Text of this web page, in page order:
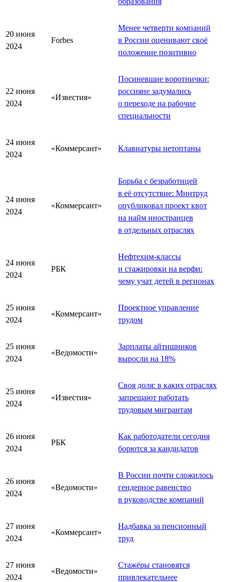
20 июня
2024
Forbes
Менее четверти компаний
в России оценивают своё
положение позитивно
22 июня
2024
«Известия»
Посиневшие воротнички:
россияне задумались
о переходе на рабочие
специальности
24 июня
2024
«Коммерсант» Клавиатуры нетоптаны
24 июня
2024
«Коммерсант»
Борьба с безработицей
в её отсутствие: Минтруд
опубликовал проект квот
на найм иностранцев
в отдельных отраслях
24 июня
2024
РБК
Нефтехим-классы
и стажировки на верфи:
чему учат детей в регионах
25 июня
2024
«Коммерсант»
Проектное управление
трудом
25 июня
2024
«Ведомости»
Зарплаты айтишников
выросли на 18%
25 июня
2024
«Известия»
Своя доля: в каких отраслях
запрещают работать
трудовым мигрантам
26 июня
2024
РБК
Как работодатели сегодня
борются за кандидатов
26 июня
2024
«Ведомости»
В России почти сложилось
гендерное равенство
в руководстве компаний
27 июня
2024
«Коммерсант»
Надбавка за пенсионный
труд
27 июня
2024
«Ведомости»
Стажёры становятся
привлекательнее